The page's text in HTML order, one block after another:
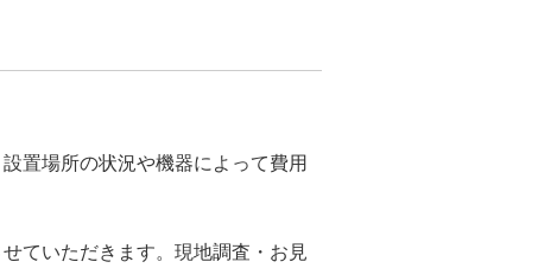
置場所の状況や機器によって費用
ていただきます。現地調査・お見